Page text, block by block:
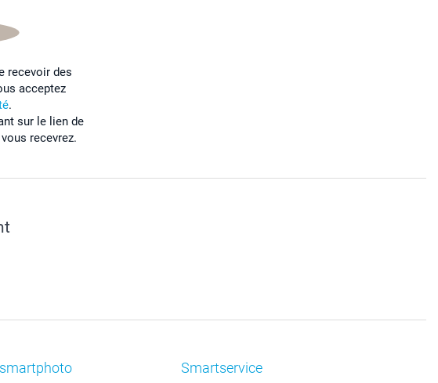
recevoir des
acceptez
.
sur le lien de
recevrez.
Smartservice